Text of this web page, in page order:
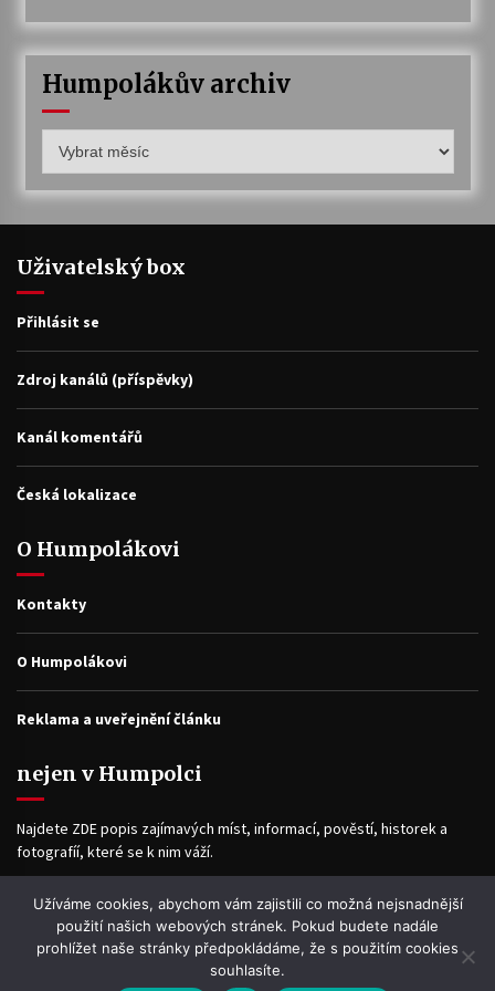
Humpolákův archiv
archiv
Uživatelský box
Přihlásit se
Zdroj kanálů (příspěvky)
Kanál komentářů
Česká lokalizace
O Humpolákovi
Kontakty
O Humpolákovi
Reklama a uveřejnění článku
nejen v Humpolci
Najdete ZDE popis zajímavých míst, informací, pověstí, historek a
fotografíí, které se k nim váží.
Facebook
Užíváme cookies, abychom vám zajistili co možná nejsnadnější
použití našich webových stránek. Pokud budete nadále
prohlížet naše stránky předpokládáme, že s použitím cookies
souhlasíte.